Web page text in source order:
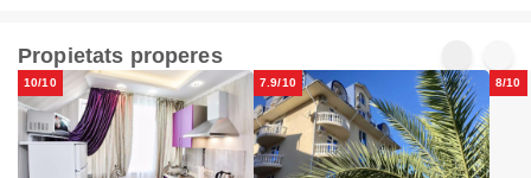
Propietats properes
10/10 7.9/10 8/10